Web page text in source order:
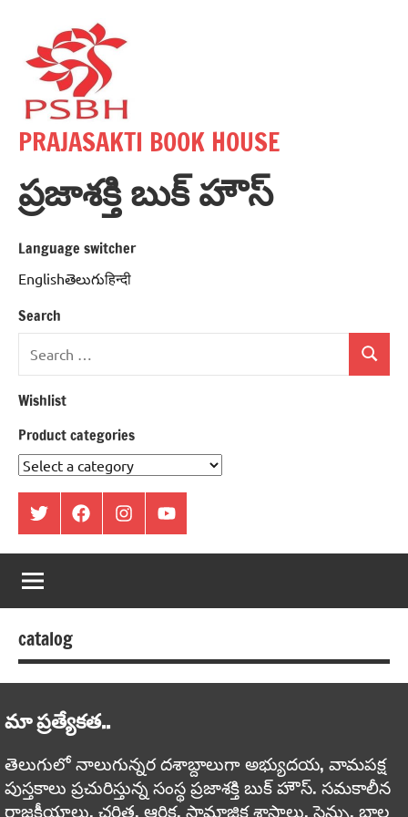
content
PRAJASAKTI BOOK HOUSE
ప్రజాశక్తి బుక్ హౌస్
Language switcher
Englishతెలుగుहिन्दी
Search
Search
for:
Search
Wishlist
Product categories
ట్విట్టర్
ఫేస్
బుక్
ఇంస్టాగ్రామ్యూట్యూబ్
catalog
మా ప్రత్యేకత..
తెలుగులో నాలుగున్నర దశాబ్దాలుగా అభ్యుదయ, వామపక్ష
పుస్తకాలు ప్రచురిస్తున్న సంస్థ ప్రజాశక్తి బుక్ హౌస్. సమకాలీన
రాజకీయాలు, చరిత్ర, ఆర్థిక, సామాజిక శాస్త్రాలు, సైన్సు, బాల